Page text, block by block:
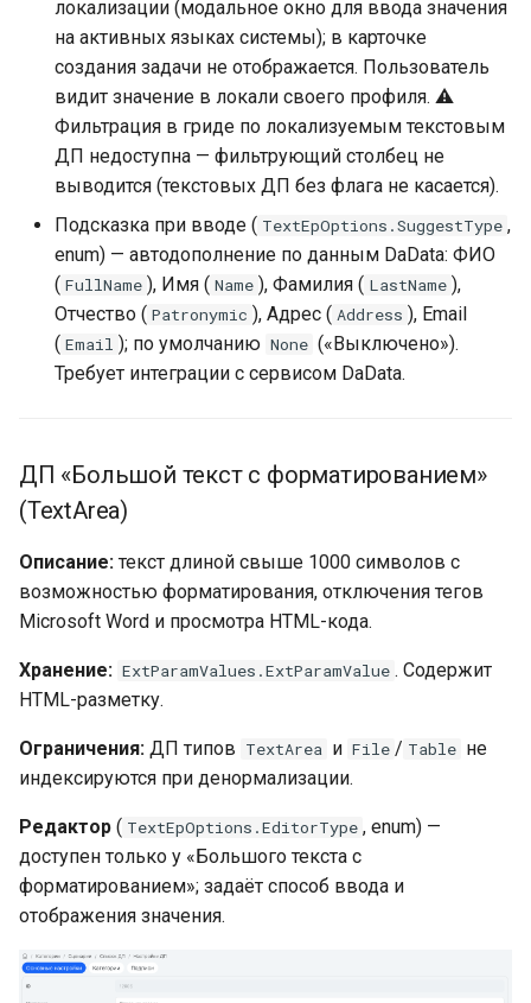
локализации (модальное окно для ввода значения
на активных языках системы); в карточке
создания задачи не отображается. Пользователь
видит значение в локали своего профиля. ⚠️
Фильтрация в гриде по локализуемым текстовым
ДП недоступна — фильтрующий столбец не
выводится (текстовых ДП без флага не касается).
Подсказка при вводе ( TextEpOptions.SuggestType ,
enum) — автодополнение по данным DaData: ФИО
( FullName ), Имя ( Name ), Фамилия ( LastName ),
Отчество ( Patronymic ), Адрес ( Address ), Email
( Email ); по умолчанию None («Выключено»).
Требует интеграции с сервисом DaData.
ДП «Большой текст с форматированием»
(TextArea)
Описание: текст длиной свыше 1000 символов с
возможностью форматирования, отключения тегов
Microsoft Word и просмотра HTML-кода.
Хранение: ExtParamValues.ExtParamValue . Содержит
HTML-разметку.
Ограничения: ДП типов TextArea и File / Table не
индексируются при денормализации.
Редактор ( TextEpOptions.EditorType , enum) —
доступен только у «Большого текста с
форматированием»; задаёт способ ввода и
отображения значения.